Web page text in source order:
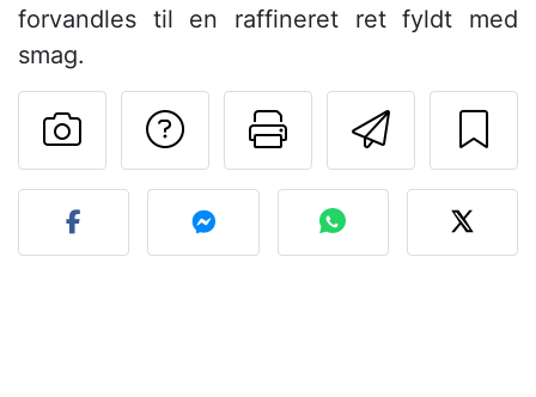
forvandles til en raffineret ret fyldt med
smag.
Send
Udskriv
Stil et spørgsmål
Send dit billede af denne